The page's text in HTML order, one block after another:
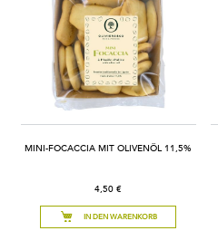
MINI-FOCACCIA MIT OLIVENÖL 11,5%
4,50 €
IN DEN WARENKORB